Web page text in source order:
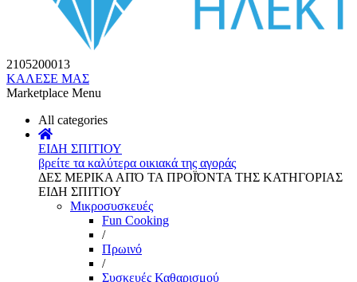
2105200013
ΚΑΛΕΣΕ ΜΑΣ
Marketplace Menu
All categories
ΕΙΔΗ ΣΠΙΤΙΟΥ
βρείτε τα καλύτερα οικιακά της αγοράς
ΔΕΣ ΜΕΡΙΚΑ ΑΠΌ ΤΑ ΠΡΟΪΌΝΤΑ ΤΗΣ ΚΑΤΗΓΟΡΙΑΣ
ΕΙΔΗ ΣΠΙΤΙΟΥ
Μικροσυσκευές
Fun Cooking
/
Πρωινό
/
Συσκευές Καθαρισμού